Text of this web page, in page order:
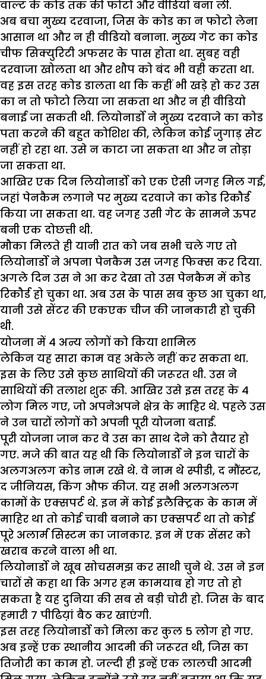
वाल्ट के कोड तक की फोटो और वीडियो बना ली.
अब बचा मुख्य दरवाजा, जिस के कोड का न फोटो लेना
आसान था और न ही वीडियो बनाना. मुख्य गेट का कोड
चीफ सिक्युरिटी अफसर के पास होता था. सुबह वही
दरवाजा खोलता था और शौप को बंद भी वही करता था.
वह इस तरह कोड डालता था कि कहीं भी खड़े हो कर उस
का न तो फोटो लिया जा सकता था और न ही वीडियो
बनाई जा सकती थी. लियोनार्डो ने मुख्य दरवाजे का कोड
पता करने की बहुत कोशिश की, लेकिन कोई जुगाड़ सेट
नहीं हो रहा था. उसे न काटा जा सकता था और न तोड़ा
जा सकता था.
आखिर एक दिन लियोनार्डो को एक ऐसी जगह मिल गई,
जहां पेनकैम लगाने पर मुख्य दरवाजे का कोड रिकौर्ड
किया जा सकता था. वह जगह उसी गेट के सामने ऊपर
बनी एक दोछत्ती थी.
मौका मिलते ही यानी रात को जब सभी चले गए तो
लियोनार्डो ने अपना पेनकैम उस जगह फिक्स कर दिया.
अगले दिन उस ने आ कर देखा तो उस पेनकैम में कोड
रिकौर्ड हो चुका था. अब उस के पास सब कुछ आ चुका था,
यानी उसे सेंटर की एकएक चीज की जानकारी हो चुकी
थी.
योजना में 4 अन्य लोगों को किया शामिल
लेकिन यह सारा काम वह अकेले नहीं कर सकता था.
इस के लिए उसे कुछ साथियों की जरूरत थी. उस ने
साथियों की तलाश शुरू की. आखिर उसे इस तरह के 4
लोग मिल गए, जो अपनेअपने क्षेत्र के माहिर थे. पहले उस
ने उन चारों लोगों को अपनी पूरी योजना बताई.
पूरी योजना जान कर वे उस का साथ देने को तैयार हो
गए. मजे की बात यह थी कि लियोनार्डो ने इन चारों के
अलगअलग कोड नाम रखे थे. वे नाम थे स्पीडी, द मौंस्टर,
द जीनियस, किंग औफ कीज. यह सभी अलगअलग
कामों के एक्सपर्ट थे. इन में कोई इलैक्ट्रिक के काम में
माहिर था तो कोई चाबी बनाने का एक्सपर्ट था तो कोई
पूरे अलार्म सिस्टम का जानकार. इन में एक सेंसर को
खराब करने वाला भी था.
लियोनार्डो ने खूब सोचसमझ कर साथी चुने थे. उस ने इन
चारों से कहा था कि अगर हम कामयाब हो गए तो हो
सकता है यह दुनिया की सब से बड़ी चोरी हो. जिस के बाद
हमारी 7 पीढिय़ां बैठ कर खाएंगी.
इस तरह लियोनार्डो को मिला कर कुल 5 लोग हो गए.
अब इन्हें एक स्थानीय आदमी की जरूरत थी, जिस का
तिजोरी का काम हो. जल्दी ही इन्हें एक लालची आदमी